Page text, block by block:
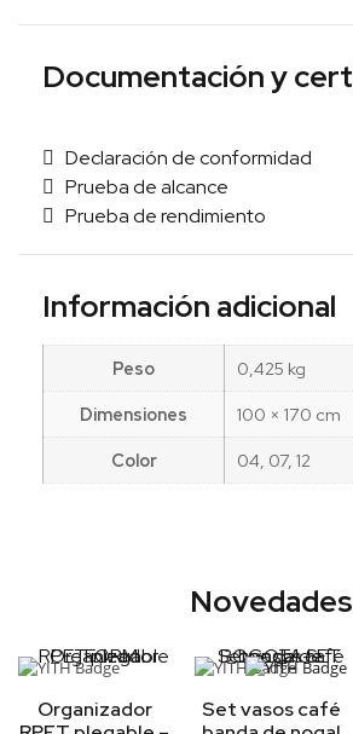
Documentación y
Declaración de conformidad
Prueba de alcance
Prueba de rendimiento
Información adicional
Peso
0,425 kg
Dimensiones
100 × 170 cm
Color
04, 07, 12
Novedades
Organizador
Set vasos café